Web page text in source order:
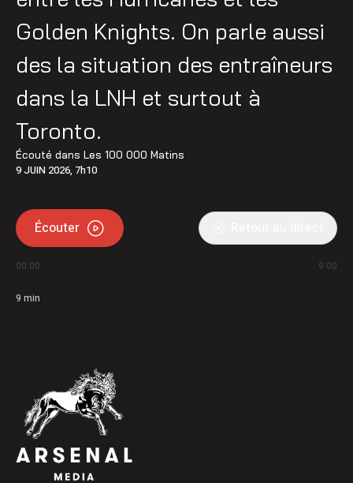
Golden Knights. On parle aussi
des la situation des entraîneurs
dans la LNH et surtout à
Toronto.
Écouté dans Les 100 000 Matins
9 JUIN 2026, 7h10
Écouter
00:00 9:00
9 min